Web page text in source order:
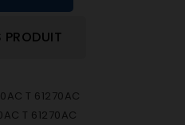
PRODUIT
T 61270AC
T 61270AC